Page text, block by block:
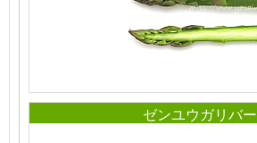
ゼンユウガリバー